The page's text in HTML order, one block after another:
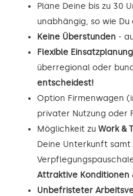
Plane Deine bis zu 30
unabhängig, so wie Du
Keine Überstunden -
Flexible
überregional oder
entscheidest!
Option Firmenwagen
privater Nutzung oder
Möglichkeit zu Work &
Deine Unterkunft samt
Attraktive Konditionen
Unbefristeter